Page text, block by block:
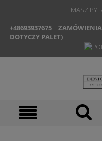
MASZ
+48693937675
DOTYCZY PALET)